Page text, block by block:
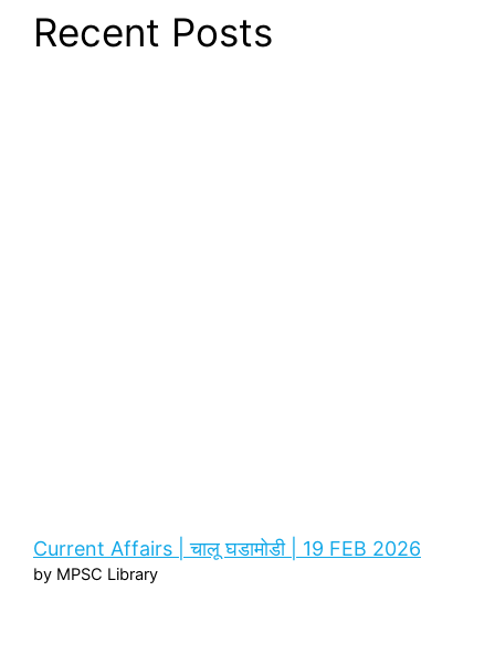
Recent Posts
Current Affairs | चालू घडामोडी | 19 FEB 2026
by MPSC Library